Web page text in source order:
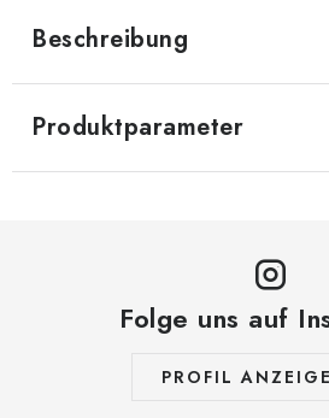
Beschreibung
Produktparameter
Folge uns auf
PROFIL